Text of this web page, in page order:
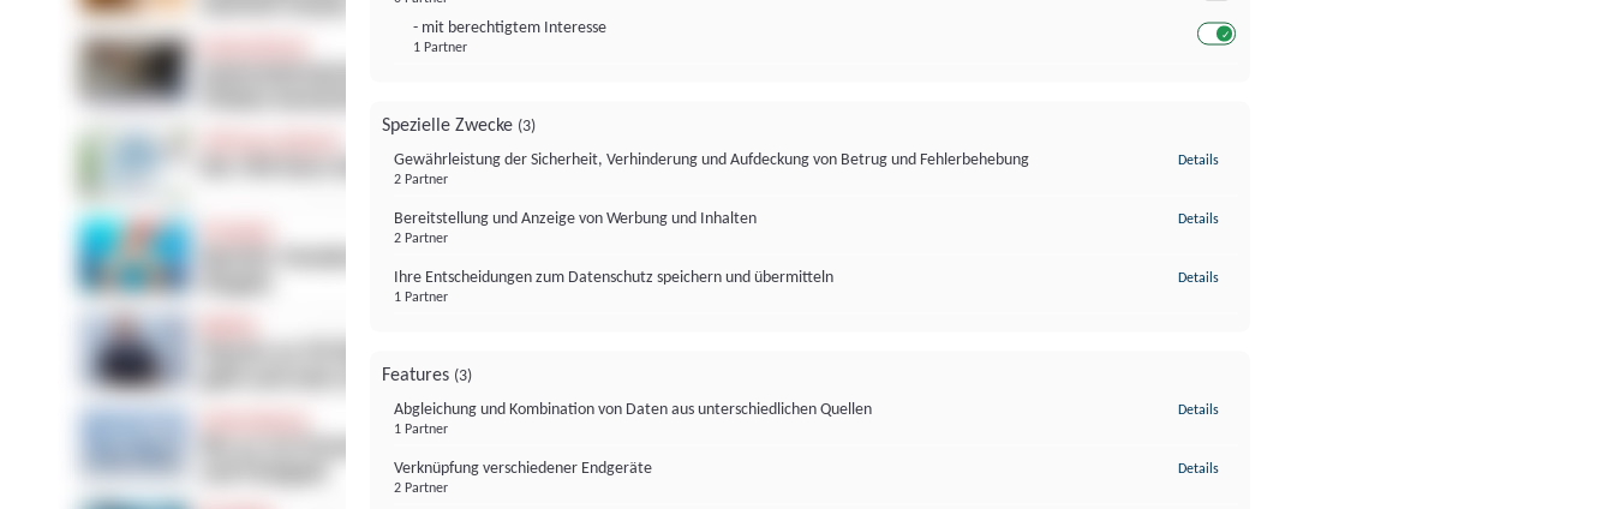
- mit berechtigtem Interesse
1 Partner
Spezielle Zwecke (3)
Gewährleistung der Sicherheit, Verhinderung und Aufdeckung von Betrug und Fehlerbehebung
2 Partner
Details
Bereitstellung und Anzeige von Werbung und Inhalten
2 Partner
Details
Ihre Entscheidungen zum Datenschutz speichern und übermitteln
1 Partner
Details
Features (3)
Abgleichung und Kombination von Daten aus unterschiedlichen Quellen
1 Partner
Details
Verknüpfung verschiedener Endgeräte
2 Partner
Details